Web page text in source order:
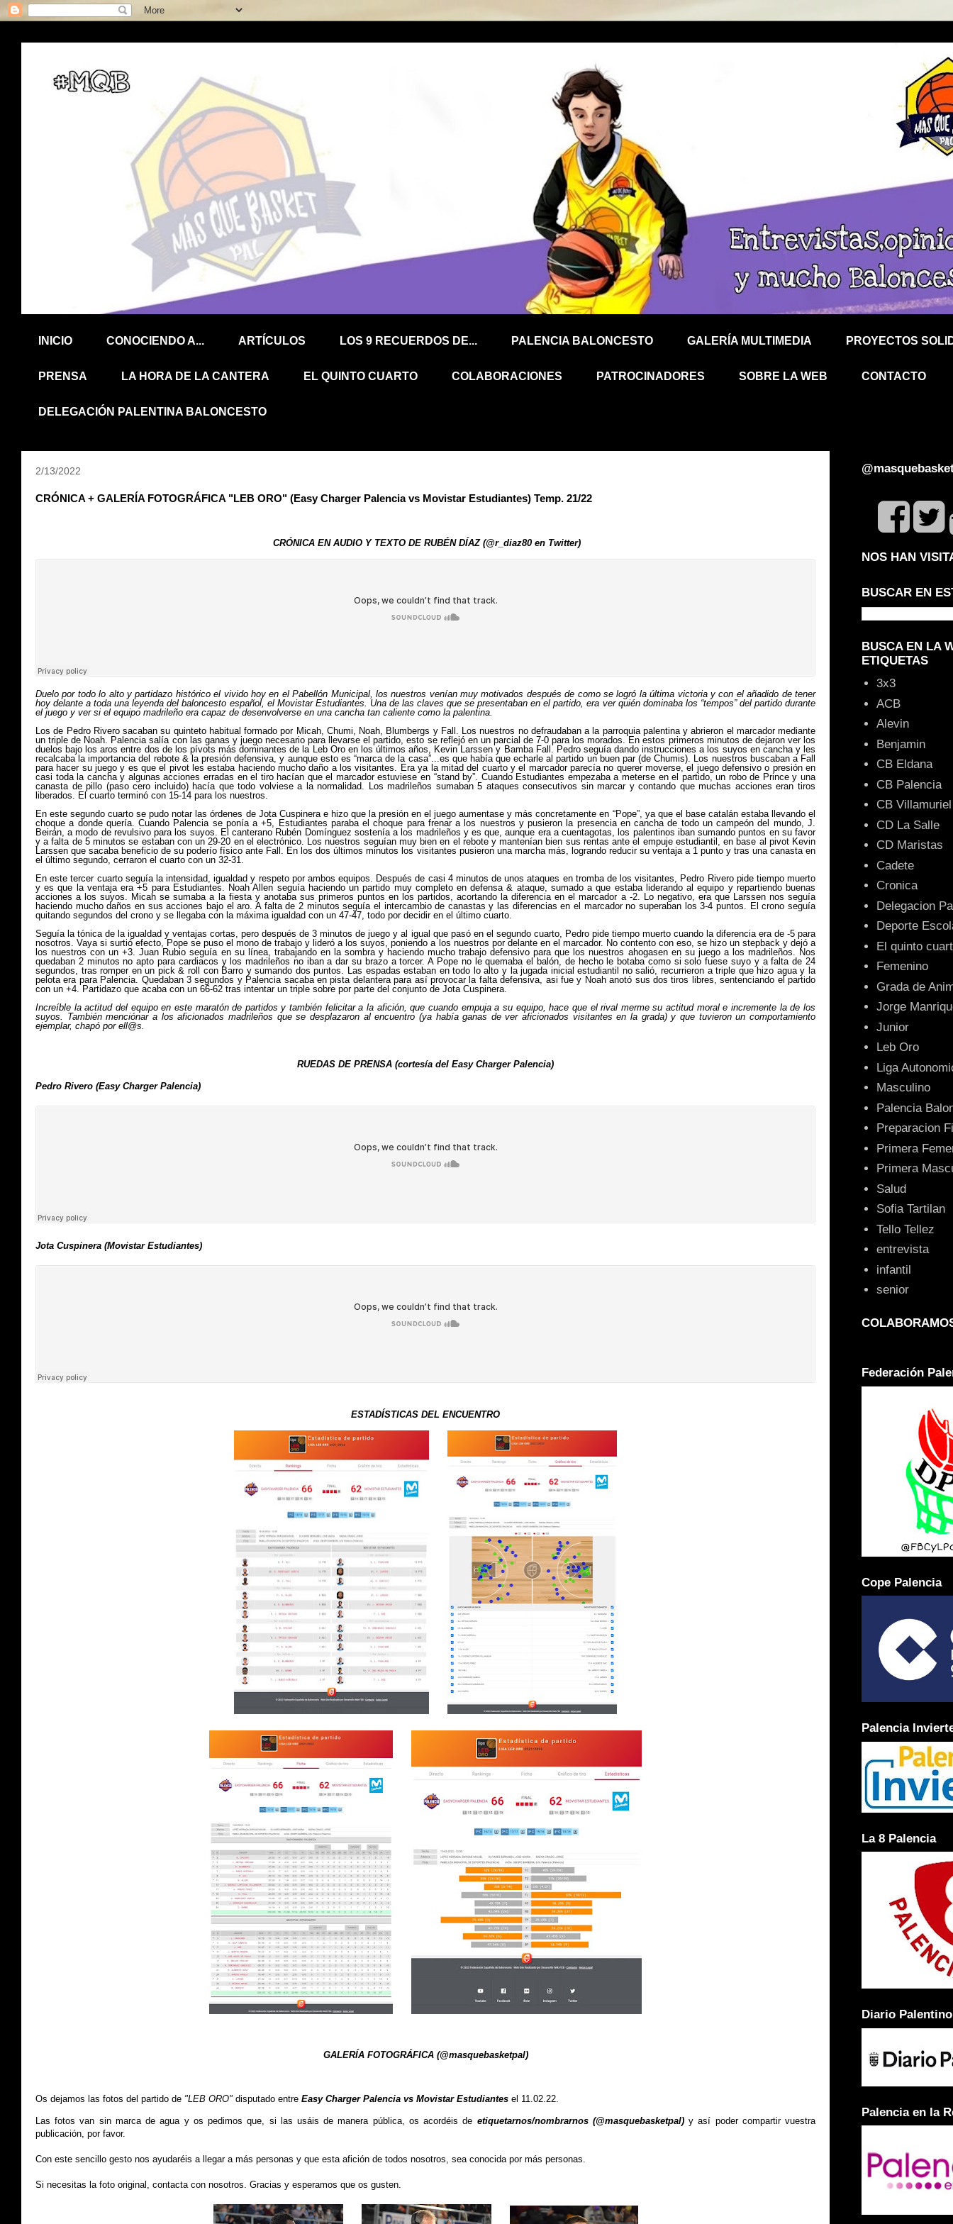
INICIO CONOCIENDO A... ARTÍCULOS LOS 9 RECUERDOS DE... PALENCIA BALONCESTO GALERÍA MULTIMEDIA PROYECTOS
PRENSA LA HORA DE LA CANTERA EL QUINTO CUARTO COLABORACIONES PATROCINADORES SOBRE LA WEB CONTACTO
DELEGACIÓN PALENTINA BALONCESTO
2/13/2022
CRÓNICA + GALERÍA FOTOGRÁFICA "LEB ORO" (Easy Charger Palencia vs Movistar Estudiantes) Temp. 21/22
CRÓNICA EN AUDIO Y TEXTO DE RUBÉN DÍAZ (@r_diaz80 en Twitter)
Duelo por todo lo alto y partidazo histórico el vivido hoy en el Pabellón Municipal, los nuestros venían muy motivados después de como se logró la última victoriay con el añadido de tener
hoy delante a toda una leyenda del baloncesto español, el Movistar Estudiantes. Una de las claves que se presentaban en el partido, era ver quién dominaba los “tempos” del partido durante
el juego y ver si el equipo madrileño era capaz de desenvolverse en una cancha tan caliente como la palentina.
Los de Pedro Rivero sacaban su quinteto habitual formado por Micah, Chumi, Noah, Blumbergs y Fall. Los nuestros no defraudaban a la parroquia palentina y abrieron el marcador mediante
un triple de Noah. Palencia salía con las ganas y juego necesario para llevarse el partido, esto se reflejó en un parcial de 7-0 para los morados. En estos primeros minutos de dejaron ver los
duelos bajo los aros entre dos de los pívots más dominantes de la Leb Oro en los últimos años, Kevin Larssen y Bamba Fall. Pedro seguía dando instrucciones a los suyos en cancha y les
recalcaba la importancia del rebote & la presión defensiva, y aunque esto es “marca de la casa”...es que había que echarle al partido un buen par (de Chumis). Los nuestros buscaban a Fall
para hacer su juego y es que el pivot les estaba haciendo mucho daño a los visitantes. Era ya la mitad del cuarto y el marcador parecía no querer moverse, el juego defensivo o presión en
casi toda la cancha y algunas acciones erradas en el tiro hacían que el marcador estuviese en “stand by”. Cuando Estudiantes empezaba a meterse en el partido, un robo de Prince y una
canasta de pillo (paso cero incluido) hacía que todo volviese a la normalidad. Los madrileños sumaban 5 ataques consecutivos sin marcar y contando que muchas acciones eran tiros
liberados. El cuarto terminó con 15-14 para los nuestros.
En este segundo cuarto se pudo notar las órdenes de Jota Cuspinera e hizo que la presión en el juego aumentase y más concretamente en “Pope”, ya que el base catalán estaba llevando el
choque a donde quería. Cuando Palencia se ponía a +5, Estudiantes paraba el choque para frenar a los nuestros y pusieron la presencia en cancha de todo un campeón del mundo, J.
Beirán, a modo de revulsivo para los suyos. El canterano Rubén Domínguez sostenía a los madrileños y es que, aunque era a cuentagotas, los palentinos iban sumando puntos en su favor
y a falta de 5 minutos se estaban con un 29-20 en el electrónico. Los nuestros seguían muy bien en el rebote y mantenían bien sus rentas ante el empuje estudiantil, en base al pivot Kevin
Larssen que sacaba beneficio de su poderío físico ante Fall. En los dos últimos minutos los visitantes pusieron una marcha más, logrando reducir su ventaja a 1 punto y tras una canasta en
el último segundo, cerraron el cuarto con un 32-31.
En este tercer cuarto seguía la intensidad, igualdad y respeto por ambos equipos. Después de casi 4 minutos de unos ataques en tromba de los visitantes, Pedro Rivero pide tiempo muerto
y es que la ventaja era +5 para Estudiantes. Noah Allen seguía haciendo un partido muy completo en defensa & ataque, sumado a que estaba liderando al equipo y repartiendo buenas
acciones a los suyos. Micah se sumaba a la fiesta y anotaba sus primeros puntos en los partidos, acortando la diferencia en el marcador a -2. Lo negativo, era que Larssen nos seguía
haciendo mucho daños en sus acciones bajo el aro. A falta de 2 minutos seguía el intercambio de canastas y las diferencias en el marcador no superaban los 3-4 puntos. El crono seguía
quitando segundos del crono y se llegaba con la máxima igualdad con un 47-47, todo por decidir en el último cuarto.
Seguía la tónica de la igualdad y ventajas cortas, pero después de 3 minutos de juego y al igual que pasó en el segundo cuarto, Pedro pide tiempo muerto cuando la diferencia era de -5 para
nosotros. Vaya si surtió efecto, Pope se puso el mono de trabajo y lideró a los suyos, poniendo a los nuestros por delante en el marcador. No contento con eso, se hizo un stepback y dejó a
los nuestros con un +3. Juan Rubio seguía en su línea, trabajando en la sombra y haciendo mucho trabajo defensivo para que los nuestros ahogasen en su juego a los madrileños. Nos
quedaban 2 minutos no apto para cardiacos y los madrileños no iban a dar su brazo a torcer. A Pope no le quemaba el balón, de hecho le botaba como si solo fuese suyo y a falta de 24
segundos, tras romper en un pick & roll con Barro y sumando dos puntos. Las espadas estaban en todo lo alto y la jugada inicial estudiantil no salió, recurrieron a triple que hizo agua y la
pelota era para Palencia. Quedaban 3 segundos y Palencia sacaba en pista delantera para así provocar la falta defensiva, asi fue y Noah anotó sus dos tiros libres, sentenciando el partido
con un +4. Partidazo que acaba con un 66-62 tras intentar un triple sobre por parte del conjunto de Jota Cuspinera.
Increíble la actitud del equipo en este maratón de partidos y también felicitar a la afición, que cuando empuja a su equipo, hace que el rival merme su actitud moral e incremente la de los
suyos. También menciónar a los aficionados madrileños que se desplazaron al encuentro (ya había ganas de ver aficionados visitantes en la grada) y que tuvieron un comportamiento
ejemplar, chapó por ell@s.
RUEDAS DE PRENSA (cortesía del Easy Charger Palencia)
Pedro Rivero (Easy Charger Palencia)
Jota Cuspinera (Movistar Estudiantes)
ESTADÍSTICAS DEL ENCUENTRO
GALERÍA FOTOGRÁFICA (@masquebasketpal)
Os dejamos las fotos del partido de "LEB ORO" disputado entre Easy Charger Palencia vs Movistar Estudiantes el 11.02.22.
Las fotos van sin marca de agua y os pedimos que, si las usáis de manera pública, os acordéis de etiquetarnos/nombrarnos (@masquebasketpal)y así poder compartir vuestra
publicación, por favor.
Con este sencillo gesto nos ayudaréis a llegar a más personas y que esta afición de todos nosotros, sea conocida por más personas.
Si necesitas la foto original, contacta con nosotros. Gracias y esperamos que os gusten.
NOS HAN
BUSCAR EN
BUSCA EN LA
ETIQUETAS
3x3
ACB
Alevin
Benjamin
CB Eldana
CB Palencia
CB Villamuriel
CD La Salle
CD Maristas
Cadete
Cronica
Delegacion
Deporte
El quinto
Femenino
Grada de
Jorge
Junior
Leb Oro
Liga
Masculino
Palencia
Preparacion
Primera
Primera
Salud
Sofia Tartilan
Tello Tellez
entrevista
infantil
senior
Federación
Cope Palencia
Palencia
La 8 Palencia
Diario Palentino
Palencia en la